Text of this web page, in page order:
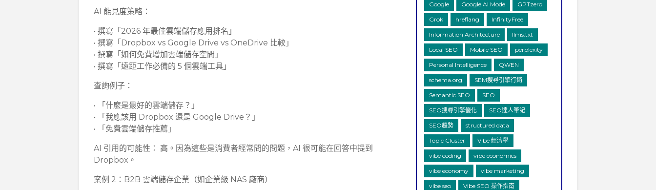
AI 能見度策略：
• 撰寫「2026 年最佳雲端儲存應用排名」
• 撰寫「Dropbox vs Google Drive vs OneDrive 比較」
• 撰寫「如何免費增加雲端儲存空間」
• 撰寫「遠距工作必備的 5 個雲端工具」
查詢例子：
• 「什麼是最好的雲端儲存？」
• 「我應該用 Dropbox 還是 Google Drive？」
• 「免費雲端儲存推薦」
AI 引用的可能性： 高。因為這些是消費者經常問的問題，AI 很可能在回答中提到
Dropbox。
案例 2：B2B 雲端儲存企業（如企業級 NAS 廠商）
Google Google AI Mode GPTzero
Grok hreflang InfinityFree
Information Architecture llms.txt
Local SEO Mobile SEO perplexity
Personal Intelligence QWEN
schema.org SEM搜尋引擎行銷
Semantic SEO SEO
SEO搜尋引擎優化 SEO達人筆記
SEO趨勢 structured data
Topic Cluster Vibe 經濟學
vibe coding vibe economics
vibe economy vibe marketing
vibe seo Vibe SEO 操作指南